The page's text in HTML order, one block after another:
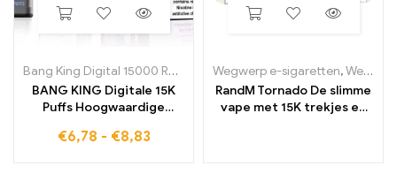
Bang King Digital 15000 Rookwolken
BANG KING Digitale 15K
Puffs Hoogwaardige
een intense smaak
€6,78 - €8,83
Wegwerp e-sigaretten,Wegwerp e-sigaretten in België
RandM Tornado De slimme
vape met 15K trekjes en